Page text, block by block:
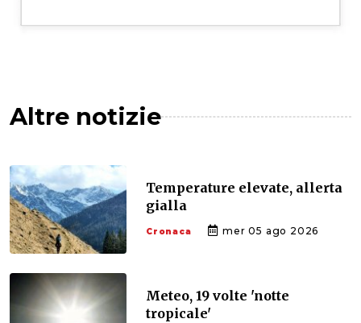
Altre notizie
Temperature elevate, allerta
gialla
Cronaca mer 05 ago 2026
Meteo, 19 volte 'notte
tropicale'